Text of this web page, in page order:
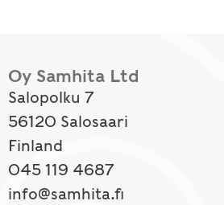
Oy Samhita Ltd
Salopolku 7
56120 Salosaari
Finland
045 119 4687
info@samhita.fi